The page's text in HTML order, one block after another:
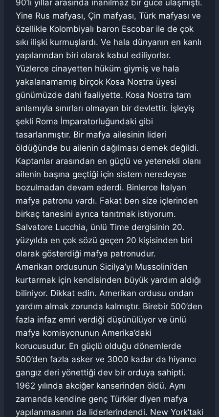
90’lı yıllar arasında inanılmaz bir güce ulaşmıştı.
Yine Rus mafyası, Çin mafyası, Türk mafyası ve
özellikle Kolombiyalı baron Escobar ile de çok
sıkı ilişki kurmuşlardı. Ve hala dünyanın en kanlı
yapılarından biri olarak kabul ediliyorlar.
Yüzlerce cinayetten hüküm giymiş ve hala
yakalanamamış birçok Kosa Nostra üyesi
günümüzde dahi faaliyette. Kosa Nostra tam
anlamıyla sınırları olmayan bir devlettir. İşleyiş
şekli Roma İmparatorluğundaki gibi
tasarlanmıştır. Bir mafya ailesinin lideri
öldüğünde bu ailenin dağılması demek değildi.
Kaptanlar arasından en güçlü ve yetenekli olanı
ailenin başına geçtiği için sistem neredeyse
bozulmadan devam ederdi. Binlerce İtalyan
mafya patronu vardı. Fakat ben size içlerinden
birkaç tanesini ayrıca tanıtmak istiyorum.
Salvatore Lucchia, ünlü Time dergisinin 20.
yüzyılda en çok sözü geçen 20 kişisinden biri
olarak gösterdiği mafya patronudur.
Amerikan ordusunun Sicilya’yı Mussolini’den
kurtarmak için kendisinden büyük yardım aldığı
biliniyor. Dikkat edin. Amerikan ordusu ondan
yardım almak zorunda kalmıştır. Birebir 500’den
fazla infaz emri verdiği düşünülüyor ve ünlü
mafya komisyonunun Amerika’daki
korucusudur. En güçlü olduğu dönemlerde
500’den fazla asker ve 3000 kadar da hiyancı
gangız deri yönettiği dev bir orduya sahipti.
1962 yılında akciğer kanserinden öldü. Aynı
zamanda kendine genç Türkler diyen mafya
yapılanmasının da liderlerindendi. New York’taki